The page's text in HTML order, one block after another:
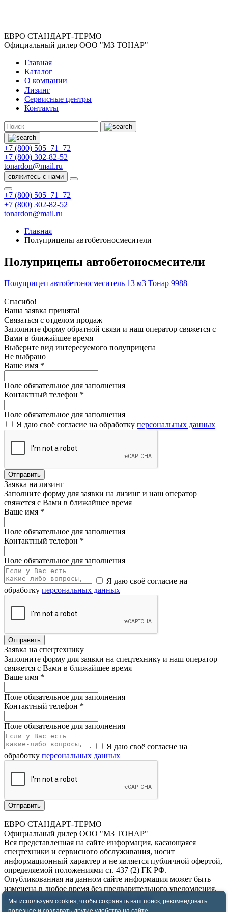
ЕВРО СТАНДАРТ-ТЕРМО
Официальный дилер ООО "МЗ ТОНАР"
Главная
Каталог
О компании
Лизинг
Сервисные центры
Контакты
+7 (800) 505–71–72
+7 (800) 302-82-52
tonardon@mail.ru
свяжитесь с нами
+7 (800) 505–71–72
+7 (800) 302-82-52
tonardon@mail.ru
Главная
Полуприцепы автобетоносмесители
Полуприцепы автобетоносмесители
Полуприцеп автобетоносмеситель 13 м3 Тонар 9988
Спасибо!
Ваша заявка принята!
Связаться с отделом продаж
Заполните форму обратной связи и наш оператор свяжется с
Вами в ближайшее время
Выберите вид интересуемого полуприцепа
Не выбрано
Ваше имя *
Поле обязательное для заполнения
Контактный телефон *
Поле обязательное для заполнения
Я даю своё согласие на обработку персональных данных
Отправить
Заявка на лизинг
Заполните форму для заявки на лизинг и наш оператор
свяжется с Вами в ближайшее время
Ваше имя *
Поле обязательное для заполнения
Контактный телефон *
Поле обязательное для заполнения
Я даю своё согласие на
обработку персональных данных
Отправить
Заявка на спецтехнику
Заполните форму для заявки на спецтехнику и наш оператор
свяжется с Вами в ближайшее время
Ваше имя *
Поле обязательное для заполнения
Контактный телефон *
Поле обязательное для заполнения
Я даю своё согласие на
обработку персональных данных
Отправить
ЕВРО СТАНДАРТ-ТЕРМО
Официальный дилер ООО "МЗ ТОНАР"
Вся представленная на сайте информация, касающаяся
спецтехники и сервисного обслуживания, носит
информационный характер и не является публичной офертой,
определяемой положениями ст. 437 (2) ГК РФ.
Опубликованная на данном сайте информация может быть
изменена в любое время без предварительного уведомления.
Пользовательское соглашение
© «ЕВРО СТАНДАРТ-ТЕРМО», 2026
Мы используем cookies, чтобы сохранять ваш поиск, рекомендовать